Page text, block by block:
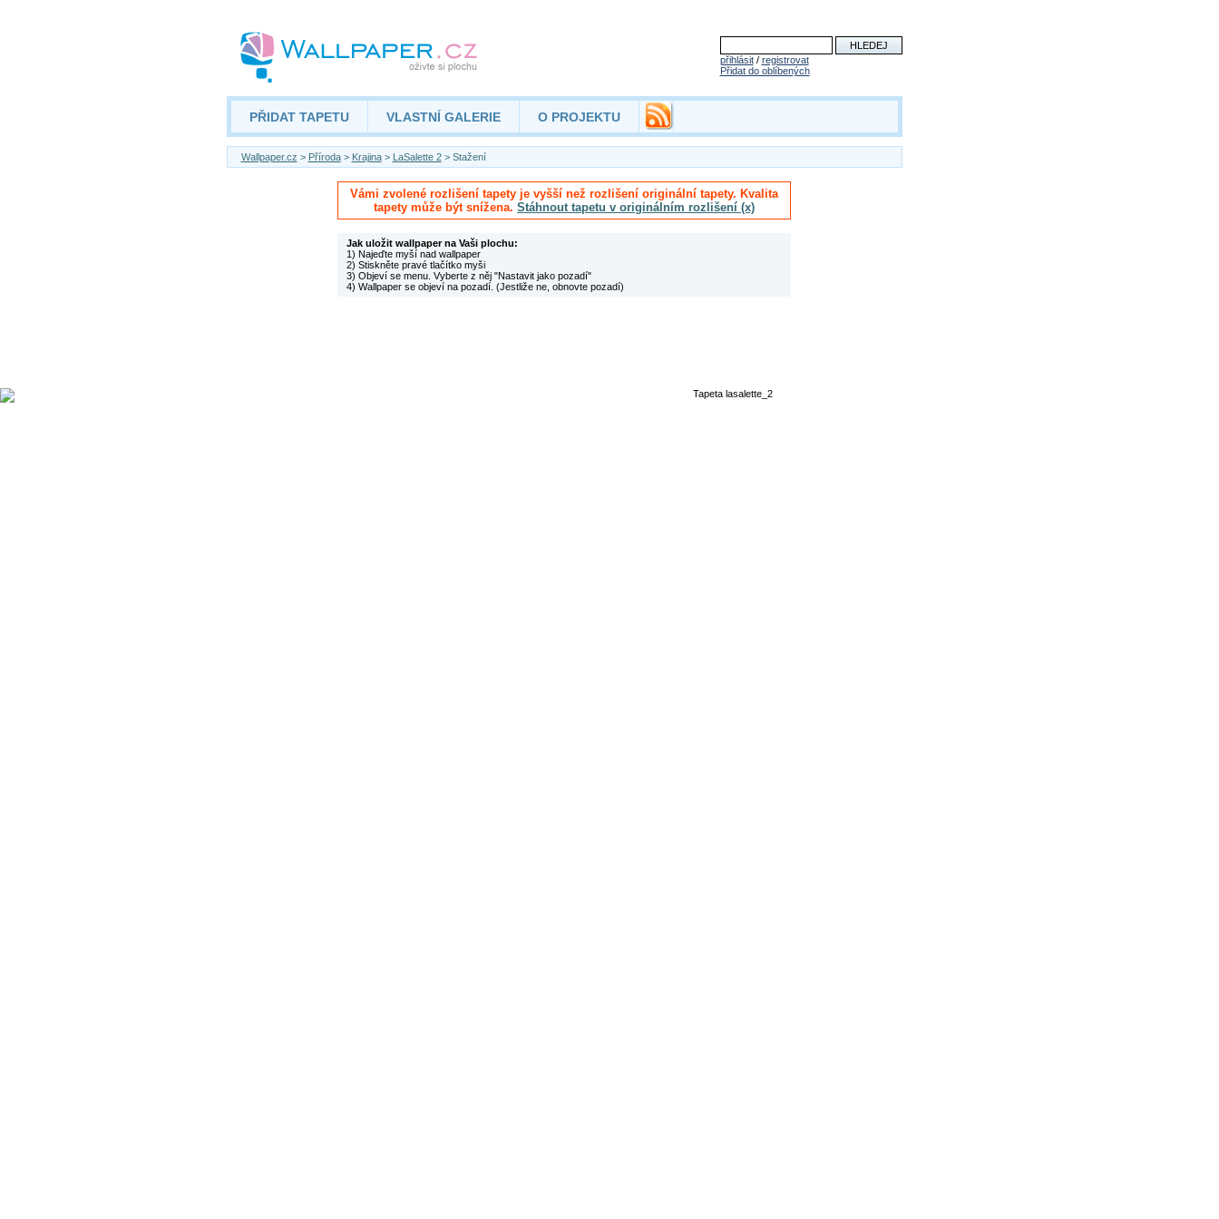
přihlásit/ registrovat
Přidat do oblíbených
PŘIDAT TAPETU VLASTNÍ GALERIE O PROJEKTU
Wallpaper.cz > Příroda> Krajina> LaSalette 2> Stažení
Vámi zvolené rozlišení tapety je vyšší než rozlišení originální tapety. Kvalita
tapety může být snížena. Stáhnout tapetu v originálním rozlišení (x)
Jak uložit wallpaper na Vaši plochu:
1) Najeďte myší nad wallpaper
2) Stiskněte pravé tlačítko myši
3) Objeví se menu. Vyberte z něj "Nastavit jako pozadí"
4) Wallpaper se objeví na pozadí. (Jestliže ne, obnovte pozadí)